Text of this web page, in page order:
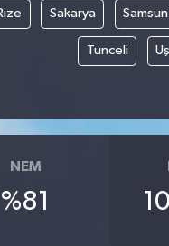
Sakarya Samsun
Tunceli
NEM
%81